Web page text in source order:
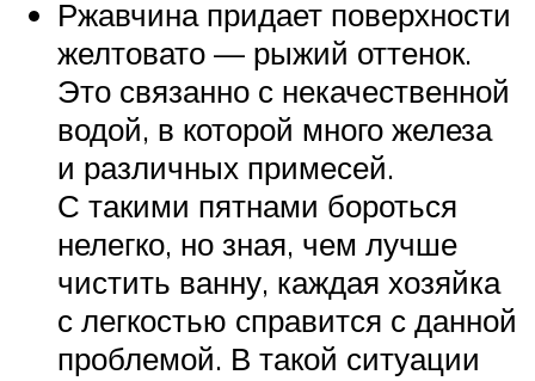
Ржавчина придает поверхности
желтовато — рыжий оттенок.
Это связанно с некачественной
водой, в которой много железа
и различных примесей.
С такими пятнами бороться
нелегко, но зная, чем лучше
чистить ванну, каждая хозяйка
с легкостью справится с данной
проблемой. В такой ситуации